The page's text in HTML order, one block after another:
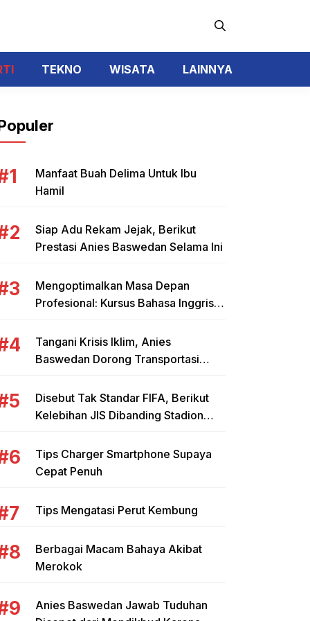
TEKNO WISATA LAINNYA
Manfaat Buah Delima Untuk Ibu
Hamil
Siap Adu Rekam Jejak, Berikut
Prestasi Anies Baswedan Selama Ini
Mengoptimalkan Masa Depan
Profesional: Kursus Bahasa Inggris
Pebisnis
Tangani Krisis Iklim, Anies
Baswedan Dorong Transportasi
Disebut Tak Standar FIFA, Berikut
Kelebihan JIS Dibanding Stadion
Tips Charger Smartphone Supaya
Cepat Penuh
Tips Mengatasi Perut Kembung
Berbagai Macam Bahaya Akibat
Merokok
Anies Baswedan Jawab Tuduhan